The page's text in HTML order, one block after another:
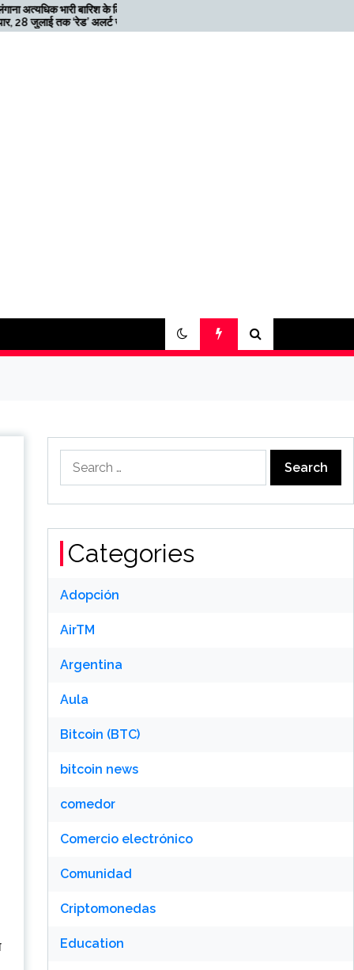
के लिए
अलर्ट जारी
हुई तो खनन लाभदायक नहीं है
for:
Categories
Adopción
AirTM
Argentina
Aula
Bitcoin (BTC)
bitcoin news
comedor
Comercio electrónico
Comunidad
Criptomonedas
Education